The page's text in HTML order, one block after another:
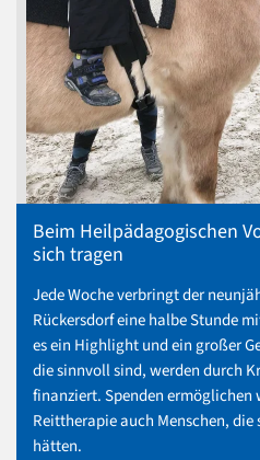
Beim Heilpädagogischen
sich tragen
Jede Woche verbringt der
Rückersdorf eine halbe Stunde
es ein Highlight und ein großer
die sinnvoll sind, werden durch
finanziert. Spenden
Reittherapie auch Menschen,
hätten.